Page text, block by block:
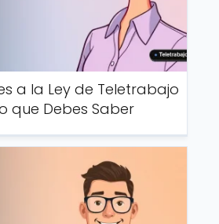
a la Ley de Teletrabajo
que Debes Saber